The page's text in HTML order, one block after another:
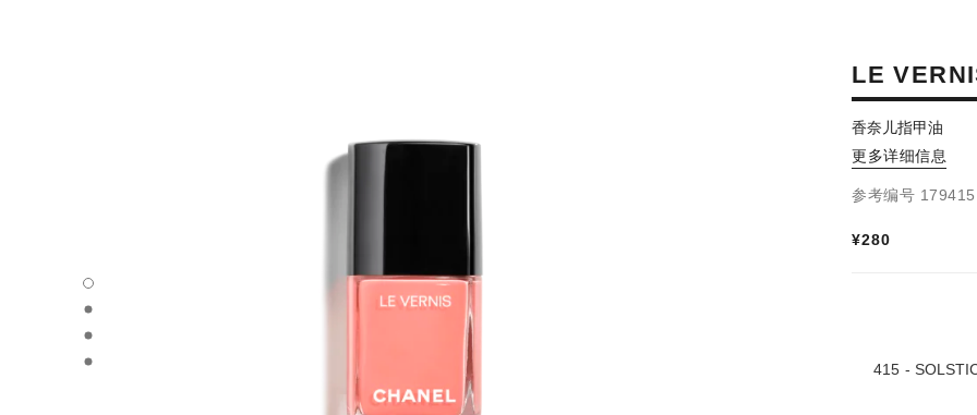
LE VERNIS - 默认视图
LE VERNIS - 备用视图1
LE VERNIS - 备用视图2
LE VERNIS - 基本纹理视图
LE
香奈儿指甲油
更多详细信息
参考编号 179415
¥280
415 -